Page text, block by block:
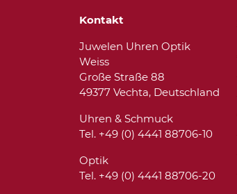
Kontakt
Juwelen Uhren Optik
Weiss
Große Straße 88
49377 Vechta, Deutschland
Uhren & Schmuck
Tel. +49 (0) 4441 88706-10
Optik
Tel. +49 (0) 4441 88706-20